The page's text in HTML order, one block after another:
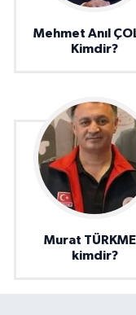
Mehmet Anıl
Kimdir?
Murat
kimdir?